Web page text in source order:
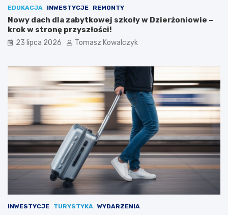
EDUKACJA INWESTYCJE REMONTY
Nowy dach dla zabytkowej szkoły w Dzierżoniowie –
krok w stronę przyszłości!
23 lipca 2026 Tomasz Kowalczyk
INWESTYCJE TURYSTYKA WYDARZENIA